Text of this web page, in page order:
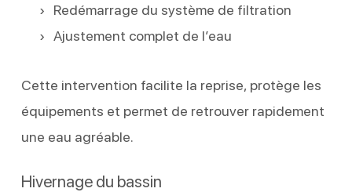
Redémarrage du système de filtration
Ajustement complet de l’eau
Cette intervention facilite la reprise, protège les
équipements et permet de retrouver rapidement
une eau agréable.
Hivernage du bassin